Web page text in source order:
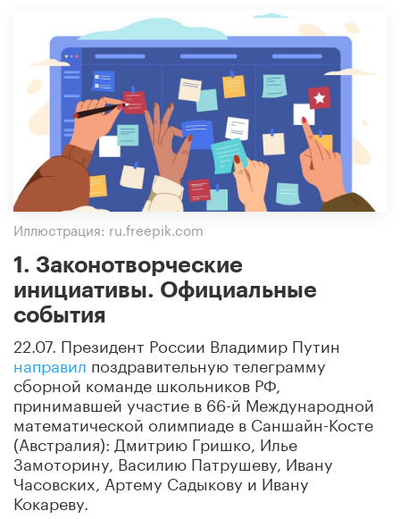
Иллюстрация: ru.freepik.com
1. Законотворческие
инициативы. Официальные
события
22.07. Президент России Владимир Путин
направил поздравительную телеграмму
сборной команде школьников РФ,
принимавшей участие в 66-й Международной
математической олимпиаде в Саншайн-Косте
(Австралия): Дмитрию Гришко, Илье
Замоторину, Василию Патрушеву, Ивану
Часовских, Артему Садыкову и Ивану
Кокареву.